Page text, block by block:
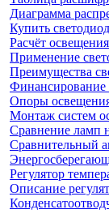
Диаграмма
Купить
Расчёт
Применение
Преимущества
Финансирование
Опоры
Монтаж систем
Сравнение ламп
Сравнительный
Регулятор
Описание